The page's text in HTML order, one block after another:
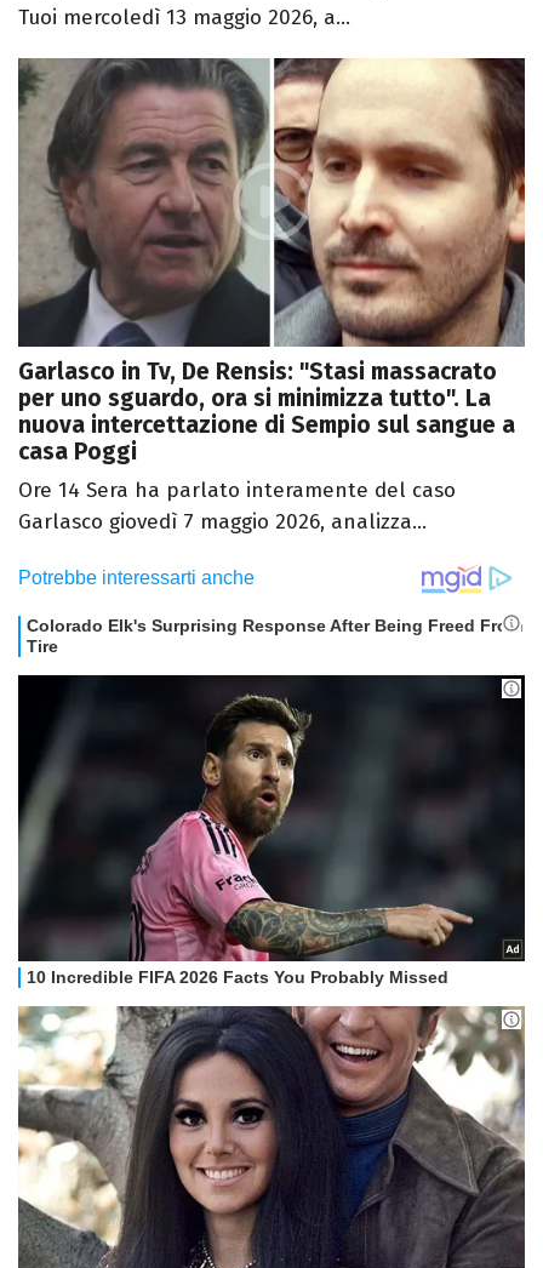
Tuoi mercoledì 13 maggio 2026, a...
Garlasco in Tv, De Rensis: "Stasi massacrato
per uno sguardo, ora si minimizza tutto". La
nuova intercettazione di Sempio sul sangue a
casa Poggi
Ore 14 Sera ha parlato interamente del caso
Garlasco giovedì 7 maggio 2026, analizza...